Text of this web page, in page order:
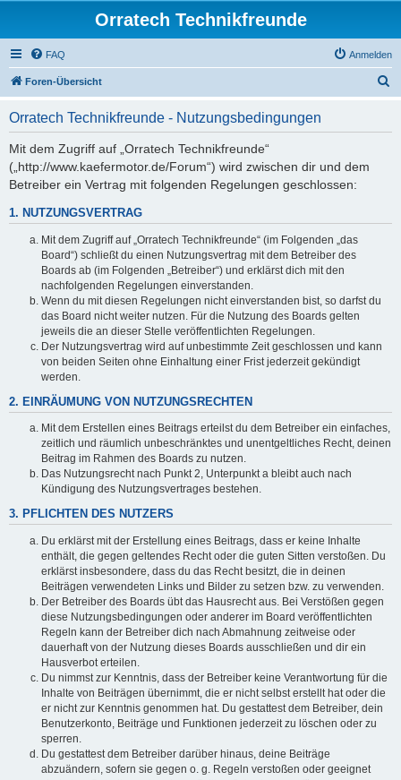
Orratech Technikfreunde
FAQ Anmelden
Foren-Übersicht
Orratech Technikfreunde - Nutzungsbedingungen
Mit dem Zugriff auf „Orratech Technikfreunde“
(„http://www.kaefermotor.de/Forum“) wird zwischen dir und dem
Betreiber ein Vertrag mit folgenden Regelungen geschlossen:
1. NUTZUNGSVERTRAG
Mit dem Zugriff auf „Orratech Technikfreunde“ (im Folgenden „das
Board“) schließt du einen Nutzungsvertrag mit dem Betreiber des
Boards ab (im Folgenden „Betreiber“) und erklärst dich mit den
nachfolgenden Regelungen einverstanden.
Wenn du mit diesen Regelungen nicht einverstanden bist, so darfst du
das Board nicht weiter nutzen. Für die Nutzung des Boards gelten
jeweils die an dieser Stelle veröffentlichten Regelungen.
Der Nutzungsvertrag wird auf unbestimmte Zeit geschlossen und kann
von beiden Seiten ohne Einhaltung einer Frist jederzeit gekündigt
werden.
2. EINRÄUMUNG VON NUTZUNGSRECHTEN
Mit dem Erstellen eines Beitrags erteilst du dem Betreiber ein einfaches,
zeitlich und räumlich unbeschränktes und unentgeltliches Recht, deinen
Beitrag im Rahmen des Boards zu nutzen.
Das Nutzungsrecht nach Punkt 2, Unterpunkt a bleibt auch nach
Kündigung des Nutzungsvertrages bestehen.
3. PFLICHTEN DES NUTZERS
Du erklärst mit der Erstellung eines Beitrags, dass er keine Inhalte
enthält, die gegen geltendes Recht oder die guten Sitten verstoßen. Du
erklärst insbesondere, dass du das Recht besitzt, die in deinen
Beiträgen verwendeten Links und Bilder zu setzen bzw. zu verwenden.
Der Betreiber des Boards übt das Hausrecht aus. Bei Verstößen gegen
diese Nutzungsbedingungen oder anderer im Board veröffentlichten
Regeln kann der Betreiber dich nach Abmahnung zeitweise oder
dauerhaft von der Nutzung dieses Boards ausschließen und dir ein
Hausverbot erteilen.
Du nimmst zur Kenntnis, dass der Betreiber keine Verantwortung für die
Inhalte von Beiträgen übernimmt, die er nicht selbst erstellt hat oder die
er nicht zur Kenntnis genommen hat. Du gestattest dem Betreiber, dein
Benutzerkonto, Beiträge und Funktionen jederzeit zu löschen oder zu
sperren.
Du gestattest dem Betreiber darüber hinaus, deine Beiträge
abzuändern, sofern sie gegen o. g. Regeln verstoßen oder geeignet